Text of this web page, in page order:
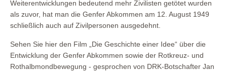
Weiterentwicklungen bedeutend mehr Zivilisten getötet wurden
als zuvor, hat man die Genfer Abkommen am 12. August 1949
schließlich auch auf Zivilpersonen ausgedehnt.
Sehen Sie hier den Film „Die Geschichte einer Idee“ über die
Entwicklung der Genfer Abkommen sowie der Rotkreuz- und
Rothalbmondbewegung - gesprochen von DRK-Botschafter Jan